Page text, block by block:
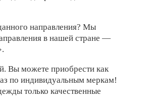
направления? Мы
в нашей стране —
Вы можете приобрести как
по индивидуальным меркам!
только качественные